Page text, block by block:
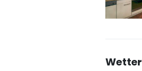
Wetter